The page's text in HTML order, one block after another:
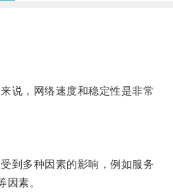
，网络速度和稳定性是非常
多种因素的影响，例如服务
因素。